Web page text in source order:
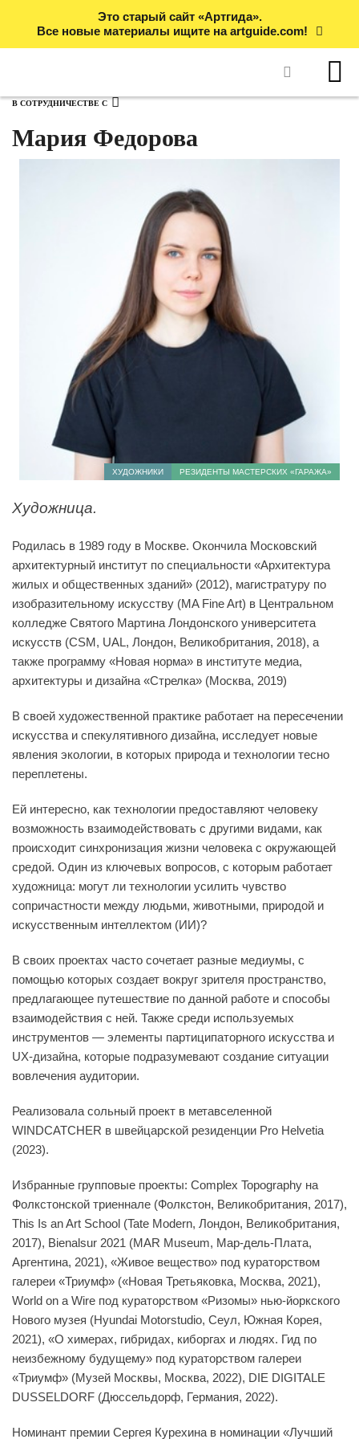
Это старый сайт «Артгида».
Все новые материалы ищите на artguide.com!
В СОТРУДНИЧЕСТВЕ С
Мария Федорова
ХУДОЖНИКИ РЕЗИДЕНТЫ МАСТЕРСКИХ «ГАРАЖА»
Художница.
Родилась в 1989 году в Москве. Окончила Московский
архитектурный институт по специальности «Архитектура
жилых и общественных зданий» (2012), магистратуру по
изобразительному искусству (MA Fine Art) в Центральном
колледже Святого Мартина Лондонского университета
искусств (CSM, UAL, Лондон, Великобритания, 2018), а
также программу «Новая норма» в институте медиа,
архитектуры и дизайна «Стрелка» (Москва, 2019)
В своей художественной практике работает на пересечении
искусства и спекулятивного дизайна, исследует новые
явления экологии, в которых природа и технологии тесно
переплетены.
Ей интересно, как технологии предоставляют человеку
возможность взаимодействовать с другими видами, как
происходит синхронизация жизни человека с окружающей
средой. Один из ключевых вопросов, с которым работает
художница: могут ли технологии усилить чувство
сопричастности между людьми, животными, природой и
искусственным интеллектом (ИИ)?
В своих проектах часто сочетает разные медиумы, с
помощью которых создает вокруг зрителя пространство,
предлагающее путешествие по данной работе и способы
взаимодействия с ней. Также среди используемых
инструментов — элементы партиципаторного искусства и
UX-дизайна, которые подразумевают создание ситуации
вовлечения аудитории.
Реализовала сольный проект в метавселенной
WINDCATCHER в швейцарской резиденции Prо Helvetia
(2023).
Избранные групповые проекты: Complex Topography на
Фолкстонской триеннале (Фолкстон, Великобритания, 2017),
This Is an Art School (Tate Modern, Лондон, Великобритания,
2017), Bienalsur 2021 (MAR Museum, Мар-дель-Плата,
Аргентина, 2021), «Живое вещество» под кураторством
галереи «Триумф» («Новая Третьяковка, Москва, 2021),
World on a Wire под кураторством «Ризомы» нью-йоркского
Нового музея (Hyundai Motorstudio, Сеул, Южная Корея,
2021), «О химерах, гибридах, киборгах и людях. Гид по
неизбежному будущему» под кураторством галереи
«Триумф» (Музей Москвы, Москва, 2022), DIE DIGITALE
DUSSELDORF (Дюссельдорф, Германия, 2022).
Номинант премии Сергея Курехина в номинации «Лучший